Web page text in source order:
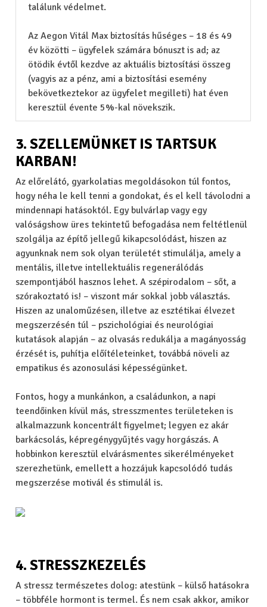
találunk védelmet.
Az Aegon Vitál Max biztosítás hűséges – 18 és 49
év közötti – ügyfelek számára bónuszt is ad; az
ötödik évtől kezdve az aktuális biztosítási összeg
(vagyis az a pénz, ami a biztosítási esemény
bekövetkeztekor az ügyfelet megilleti) hat éven
keresztül évente 5%-kal növekszik.
3. SZELLEMÜNKET IS TARTSUK
KARBAN!
Az előrelátó, gyarkolatias megoldásokon túl fontos,
hogy néha le kell tenni a gondokat, és el kell távolodni a
mindennapi hatásoktól. Egy bulvárlap vagy egy
valóságshow üres tekintetű befogadása nem feltétlenül
szolgálja az építő jellegű kikapcsolódást, hiszen az
agyunknak nem sok olyan területét stimulálja, amely a
mentális, illetve intellektuális regenerálódás
szempontjából hasznos lehet. A szépirodalom – sőt, a
szórakoztató is! – viszont már sokkal jobb választás.
Hiszen az unaloműzésen, illetve az esztétikai élvezet
megszerzésén túl – pszichológiai és neurológiai
kutatások alapján – az olvasás redukálja a magányosság
érzését is, puhítja előítéleteinket, továbbá növeli az
empatikus és azonosulási képességünket.
Fontos, hogy a munkánkon, a családunkon, a napi
teendőinken kívül más, stresszmentes területeken is
alkalmazzunk koncentrált figyelmet; legyen ez akár
barkácsolás, képregénygyűjtés vagy horgászás. A
hobbinkon keresztül elvárásmentes sikerélményeket
szerezhetünk, emellett a hozzájuk kapcsolódó tudás
megszerzése motivál és stimulál is.
4. STRESSZKEZELÉS
A stressz természetes dolog: atestünk – külső hatásokra
– többféle hormont is termel. És nem csak akkor, amikor